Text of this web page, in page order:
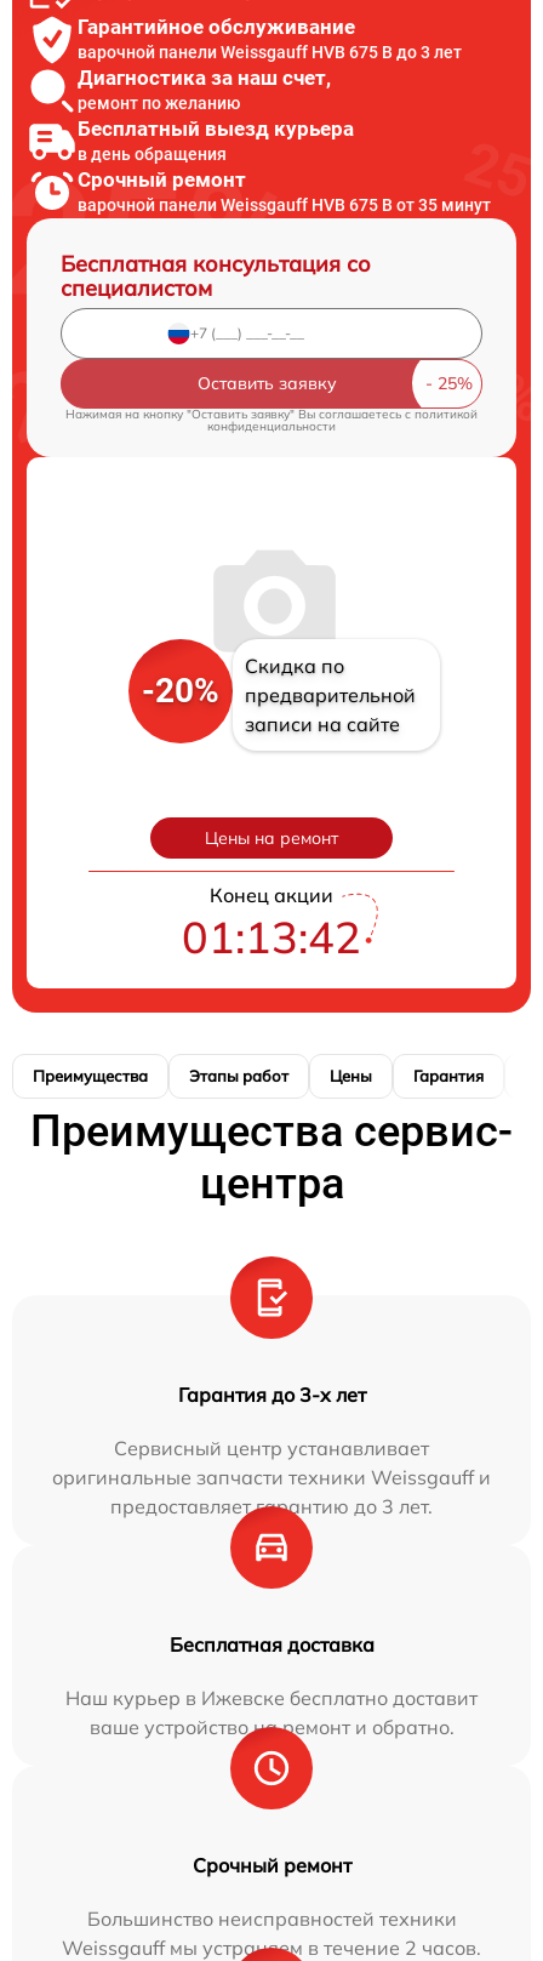
Гарантийное обслуживание
варочной панели Weissgauff HVB 675 B до 3 лет
Диагностика за наш счет,
ремонт по желанию
Бесплатный выезд курьера
в день обращения
Срочный ремонт
варочной панели Weissgauff HVB 675 B от 35 минут
Бесплатная консультация со
специалистом
Оставить заявку
Нажимая на кнопку "Оставить заявку" Вы соглашаетесь cполитикой
конфиденциальности
-20%
Скидка по
предварительной
записи на сайте
Цены на ремонт
Конец акции
01:13:41
Преимущества Этапы работ Цены Гарантия
Преимущества сервис-
центра
Гарантия до 3-х лет
Сервисный центр устанавливает
оригинальные запчасти техники Weissgauff и
предоставляет гарантию до 3 лет.
Бесплатная доставка
Наш курьер в Ижевске бесплатно доставит
ваше устройство на ремонт и обратно.
Срочный ремонт
Большинство неисправностей техники
Weissgauff мы устраняем в течение 2 часов.